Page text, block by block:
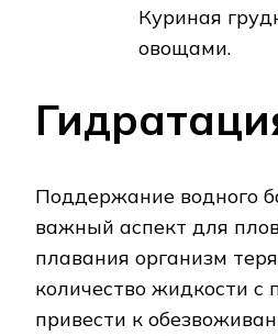
Куриная
овощами.
Поддержание водного
важный аспект для
плавания организм
количество жидкости с
привести к